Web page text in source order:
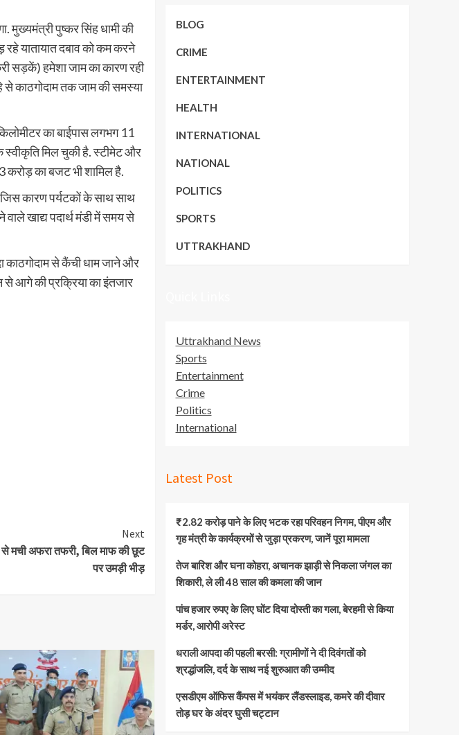
मुख्यमंत्री पुष्कर सिंह धामी की
रहे यातायात दबाव को कम करने
सड़कें) हमेशा जाम का कारण रही
से काठगोदाम तक जाम की समस्या
का बाईपास लगभग 11
स्वीकृति मिल चुकी है. स्टीमेट और
करोड़ का बजट भी शामिल है.
कारण पर्यटकों के साथ साथ
वाले खाद्य पदार्थ मंडी में समय से
काठगोदाम से कैंची धाम जाने और
से आगे की प्रक्रिया का इंतजार
Next
मची अफरा तफरी, बिल माफ की छूट
पर उमड़ी भीड़
BLOG
CRIME
ENTERTAINMENT
HEALTH
INTERNATIONAL
NATIONAL
POLITICS
SPORTS
UTTRAKHAND
Uttrakhand News
Sports
Entertainment
Crime
Politics
International
Latest Post
₹2.82 करोड़ पाने के लिए भटक रहा परिवहन निगम, पीएम और
गृह मंत्री के कार्यक्रमों से जुड़ा प्रकरण, जानें पूरा मामला
तेज बारिश और घना कोहरा, अचानक झाड़ी से निकला जंगल का
शिकारी, ले ली 48 साल की कमला की जान
पांच हजार रुपए के लिए घोंट दिया दोस्ती का गला, बेरहमी से किया
मर्डर, आरोपी अरेस्ट
धराली आपदा की पहली बरसी: ग्रामीणों ने दी दिवंगतों को
श्रद्धांजलि, दर्द के साथ नई शुरुआत की उम्मीद
एसडीएम ऑफिस कैंपस में भयंकर लैंडस्लाइड, कमरे की दीवार
तोड़ घर के अंदर घुसी चट्टान